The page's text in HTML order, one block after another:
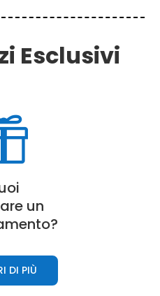
Esclusivi
un
DI PIÙ